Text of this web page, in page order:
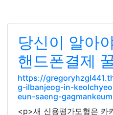
당신이 알아
핸드폰결제
https://
g-ilbanjeog-in-
eun-saeng-
<p>새 신용평가모형은 카